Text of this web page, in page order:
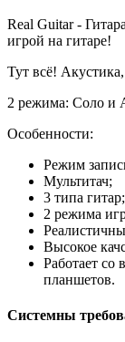
Real Guitar -
игрой на гитаре!
Тут всё!
2 режима: Соло и
Особенности:
Режим
Мультитач;
3 типа гитар;
2 режима
Высокое
Работает со
планшетов.
Системны